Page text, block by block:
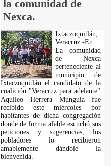
la comunidad de
Nexca.
Ixtaczoquitlán,
Veracruz.-En
La comunidad
de Nexca
perteneciente al
municipio de
Ixtaczoquitlán el candidato de la
coalición "Veracruz para adelante"
Aquileo Herrera Munguía fue
recibido este miércoles por
habitantes de dicha congregación
donde de forma afable escuchó sus
peticiones y sugerencias, los
pobladores lo recibieron
amablemente dándole la
bienvenida.